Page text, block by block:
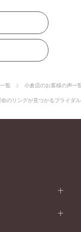
覧 小倉店のお客様の声一
リングが見つかるブライダ